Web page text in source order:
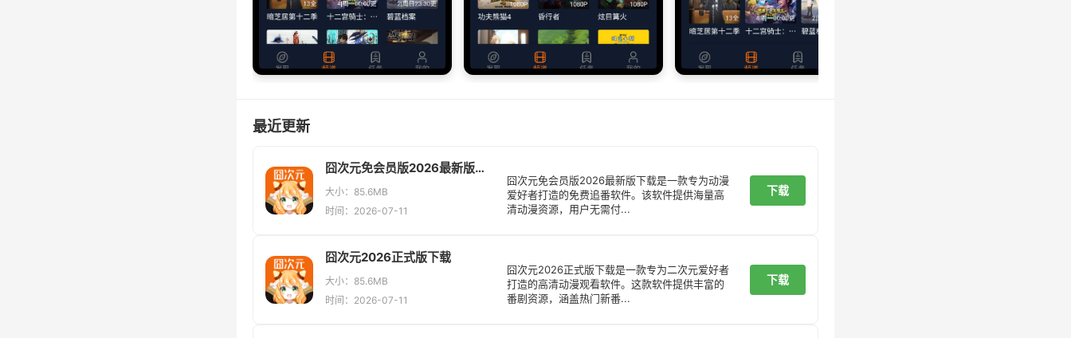
最近更新
囧次元免会员版2026最新版下载
大小：85.6MB
时间：2026-07-11
囧次元免会员版2026最新版下载是一款专为动漫
爱好者打造的免费追番软件。该软件提供海量高
清动漫资源，用户无需付...
下载
囧次元2026正式版下载
大小：85.6MB
时间：2026-07-11
囧次元2026正式版下载是一款专为二次元爱好者
打造的高清动漫观看软件。这款软件提供丰富的
番剧资源，涵盖热门新番...
下载